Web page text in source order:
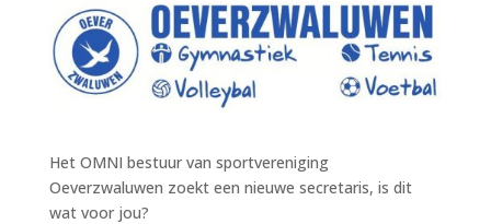
Het OMNI bestuur van sportvereniging
Oeverzwaluwen zoekt een nieuwe secretaris, is dit
wat voor jou?